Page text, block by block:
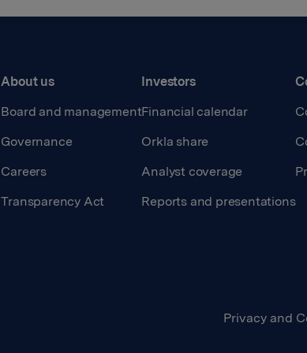
About us
Board and management
Governance
Careers
Transparency Act
Investors
Financial calendar
Orkla share
Analyst coverage
Reports and presentations
Privacy and